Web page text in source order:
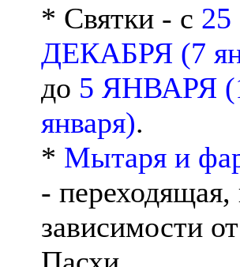
* Святки - с 25
ДЕКАБРЯ (7
до 5 ЯНВАРЯ
января).
* Мытаря и
- переходящая,
зависимости